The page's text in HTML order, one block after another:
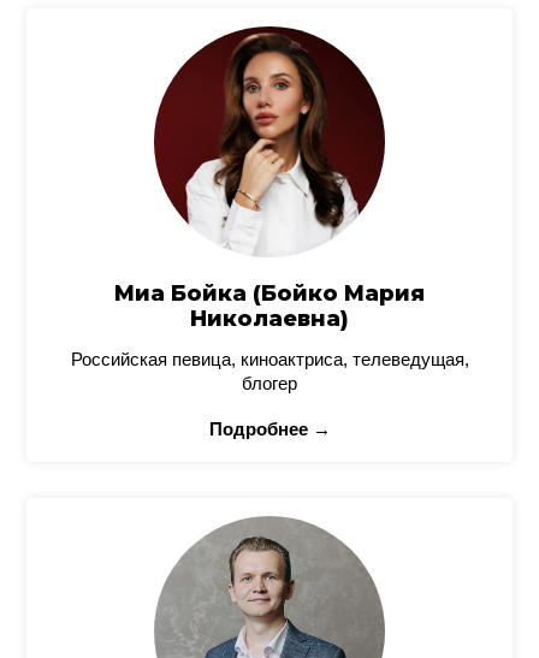
Миа Бойка (Бойко Мария
Николаевна)
Российская певица, киноактриса, телеведущая,
блогер
Подробнее →